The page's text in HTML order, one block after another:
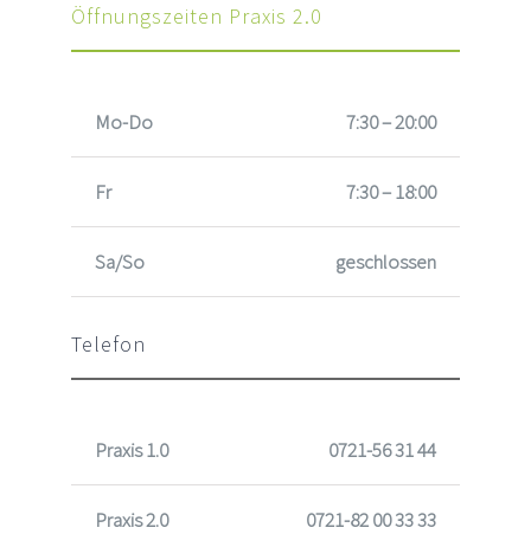
Öffnungszeiten Praxis 2.0
Mo-Do 7:30 – 20:00
Fr 7:30 – 18:00
Sa/So geschlossen
Telefon
Praxis 1.0 0721-56 31 44
Praxis 2.0 0721-82 00 33 33